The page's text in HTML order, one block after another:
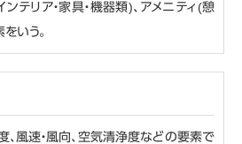
テリア・家具・機器類)、アメニティ(憩
いう。
、風速・風向、空気清浄度などの要素で